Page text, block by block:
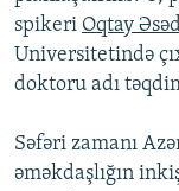
spikeri Oqtay
Universitetində
doktoru adı
Səfəri zamanı
əməkdaşlığın